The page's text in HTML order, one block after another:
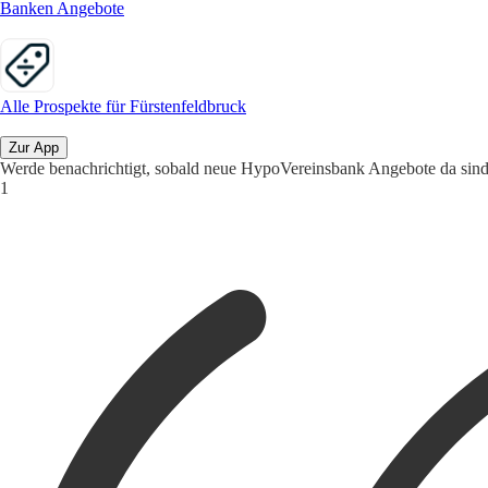
Banken Angebote
Alle Prospekte für Fürstenfeldbruck
Zur App
Werde benachrichtigt, sobald neue HypoVereinsbank Angebote da